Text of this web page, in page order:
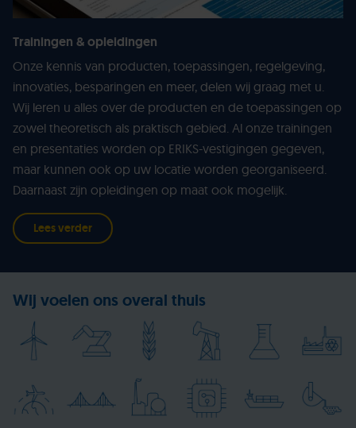
Trainingen & opleidingen
Onze kennis van producten, toepassingen, regelgeving,
innovaties, besparingen en meer, delen wij graag met u.
Wij leren u alles over de producten en de toepassingen op
zowel theoretisch als praktisch gebied. Al onze trainingen
en presentaties worden op ERIKS-vestigingen gegeven,
maar kunnen ook op uw locatie worden georganiseerd.
Daarnaast zijn opleidingen op maat ook mogelijk.
Lees verder
Wij voelen ons overal thuis